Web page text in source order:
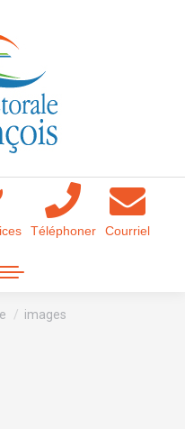
Téléphoner Courriel
here:
images